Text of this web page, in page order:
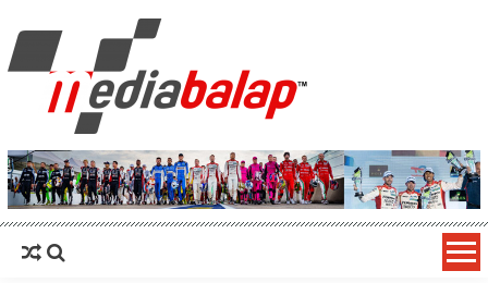
MediaBalap.com | Informasi Balap
Terupdate
Seputar MotoGP GP2 GP3 F2 F3 SERI ASIA LMP2 F1 dll